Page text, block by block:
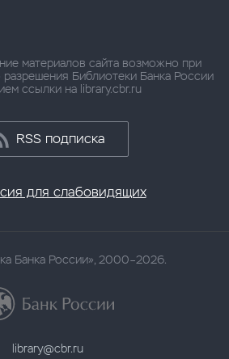
материалов сайта возможно при
Библиотеки Банка России
ссылки на library.cbr.ru
RSS подписка
для слабовидящих
Банка России», 2000–2026.
library@cbr.ru